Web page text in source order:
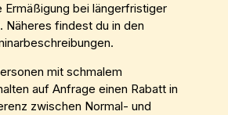
Ermäßigung bei längerfristiger
Näheres findest du in den
mit schmalem
auf Anfrage einen Rabatt in
zwischen Normal- und